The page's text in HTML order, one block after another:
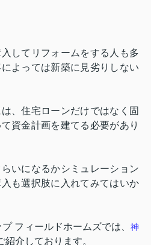
してリフォームをする人も多
よっては新築に見劣りしない
、住宅ローンだけではなく固
資金計画を建てる必要があり
いになるかシミュレーション
も選択肢に入れてみてはいか
フィールドホームズでは、 神
紹介しております。